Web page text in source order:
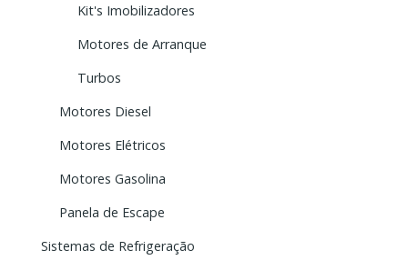
Kit's Imobilizadores
Motores de Arranque
Turbos
Motores Diesel
Motores Elétricos
Motores Gasolina
Panela de Escape
Sistemas de Refrigeração